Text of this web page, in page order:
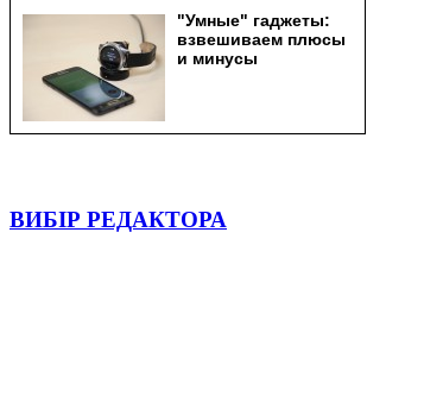
ВИБІР РЕДАКТОРА